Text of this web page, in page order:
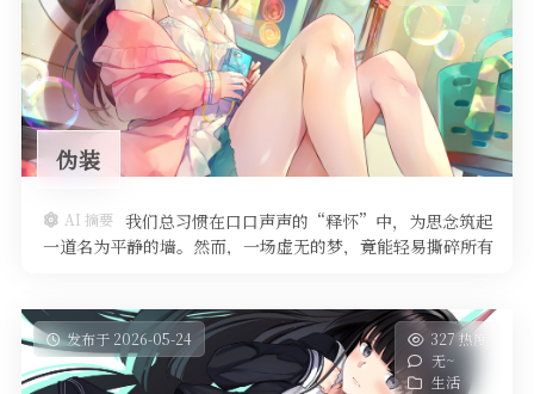
伪装
AI 摘要 我们总习惯在口口声声的“释怀”中，为思念筑起
一道名为平静的墙。然而，一场虚无的梦，竟能轻易撕碎所有
发布于 2026-05-24
327 热度
无~
生活